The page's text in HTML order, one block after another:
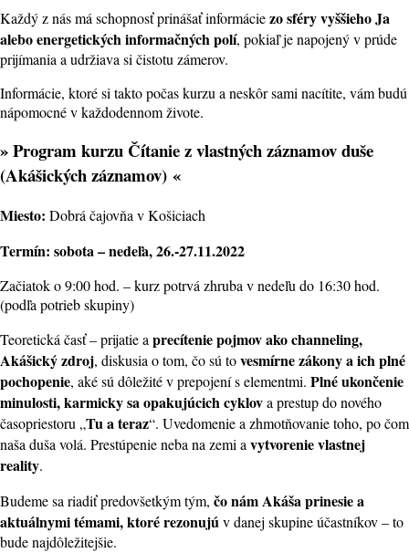
Každý z nás má schopnosť prinášať informáciezo sféry vyššieho Ja
alebo energetických informačných polí, pokiaľ je napojený v prúde
prijímania a udržiava si čistotu zámerov.
Informácie, ktoré si takto počas kurzu a neskôr sami nacítite, vám budú
nápomocné v každodennom živote.
» Program kurzu Čítanie z vlastných záznamov duše
(Akášických záznamov) «
Miesto: Dobrá čajovňa v Košiciach
Termín: sobota – nedeľa, 26.-27.11.2022
Začiatok o 9:00 hod. – kurz potrvá zhruba v nedeľu do 16:30 hod.
(podľa potrieb skupiny)
Teoretická časť – prijatie aprecítenie pojmov ako channeling,
Akášický zdroj, diskusia o tom, čo sú tovesmírne zákony a ich plné
pochopenie, aké sú dôležité v prepojení s elementmi. Plné ukončenie
minulosti, karmicky sa opakujúcich cyklova prestup do nového
časopriestoru „Tu a teraz“. Uvedomenie a zhmotňovanie toho, po čom
naša duša volá. Prestúpenie neba na zemi avytvorenie vlastnej
reality.
Budeme sa riadiť predovšetkým tým, čo nám Akáša prinesie a
aktuálnymi témami, ktoré rezonujúv danej skupine účastníkov – to
bude najdôležitejšie.